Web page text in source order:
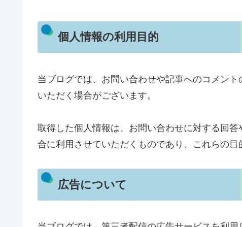
個人情報の利用目的
当ブログでは、お問い合わせや記事へのコメン
いただく場合がございます。
取得した個人情報は、お問い合わせに対する回
合に利用させていただくものであり、これらの目
広告について